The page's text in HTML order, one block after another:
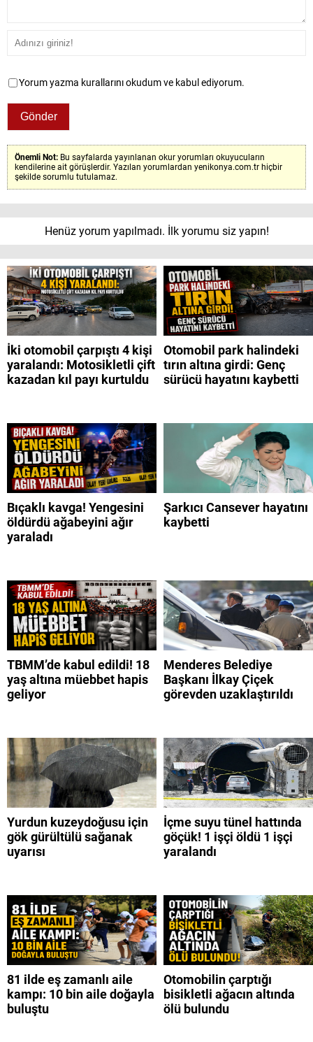
Yorum yazma kurallarını okudum ve kabul ediyorum.
Önemli Not: Bu sayfalarda yayınlanan okur yorumları okuyucuların
kendilerine ait görüşlerdir. Yazılan yorumlardan yenikonya.com.tr hiçbir
şekilde sorumlu tutulamaz.
Henüz yorum yapılmadı. İlk yorumu siz yapın!
İki otomobil çarpıştı 4 kişi
yaralandı: Motosikletli çift
kazadan kıl payı kurtuldu
Otomobil park halindeki
tırın altına girdi: Genç
sürücü hayatını kaybetti
Bıçaklı kavga! Yengesini
öldürdü ağabeyini ağır
yaraladı
Şarkıcı Cansever hayatını
kaybetti
TBMM’de kabul edildi! 18
yaş altına müebbet hapis
geliyor
Menderes Belediye
Başkanı İlkay Çiçek
görevden uzaklaştırıldı
Yurdun kuzeydoğusu için
gök gürültülü sağanak
uyarısı
İçme suyu tünel hattında
göçük! 1 işçi öldü 1 işçi
yaralandı
81 ilde eş zamanlı aile
kampı: 10 bin aile doğayla
buluştu
Otomobilin çarptığı
bisikletli ağacın altında
ölü bulundu